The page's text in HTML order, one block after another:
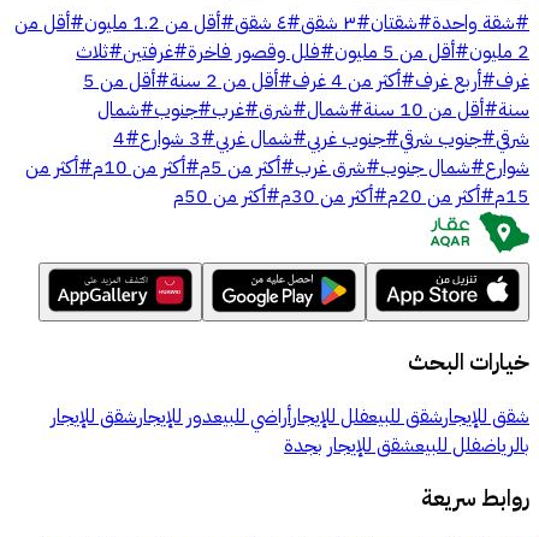
#شقة واحدة#شقتان#٣ شقق #٤ شقق #أقل من 1.2 مليون #أقل من
2 مليون
#أقل من 5 مليون #فلل وقصور فاخرة#غرفتين#ثلاث
غرف#أربع غرف#أكثر من 4 غرف #أقل من 2 سنة #
أقل من 5
سنة#أقل من 10 سنة #شمال#شرق#غرب#جنوب#شمال
شرقي#جنوب شرقي#جنوب غربي#شمال غربي#3 شوارع #
4
شوارع#شمال جنوب#شرق غرب#أكثر من 5م #أكثر من 10م #أكثر من
15م #أكثر من 20م #أكثر من 30م #أكثر من 50م
خيارات البحث
شقق للإيجارشقق للبيعفلل للإيجارأراضي للبيعدور للإيجارشقق للإيجار
بالرياضفلل للبيعشقق للإيجار بجدة
روابط سريعة